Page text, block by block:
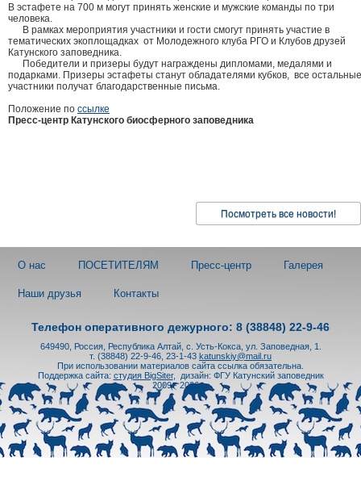
В эстафете на 700 м могут принять женские и мужские команды по три
человека.
В рамках мероприятия участники и гости смогут принять участие в
тематических экоплощадках от Молодежного клуба РГО и Клубов друзей
Катунского заповедника.
Победители и призеры будут награждены дипломами, медалями и
подарками. Призеры эстафеты станут обладателями кубков, все остальные
участники получат благодарственные письма.
Положение по ссылке
Пресс-центр Катунского биосферного заповедника
Посмотреть все новости!
О нас ПОСЕТИТЕЛЯМ Пресс-центр Галерея
Наши друзья Контакты
Телефон оперативного дежурного: 8 (38848) 22-9-46
649490, Россия, Республика Алтай, с. Усть-Кокса, ул. Заповедная, 1.
т. (38848) 22-9-46, 23-1-43 katunskiy@mail.ru
При использовании материалов сайта ссылка обязательна.
Поддержка сайта: студия BigSiter,
дизайн: ФГУ Катунский заповедник
2009 - 2026 гг.